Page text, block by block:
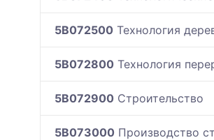
5B072500 Технология
5B072800 Технология
5B072900 Строительство
5B073000 Производство